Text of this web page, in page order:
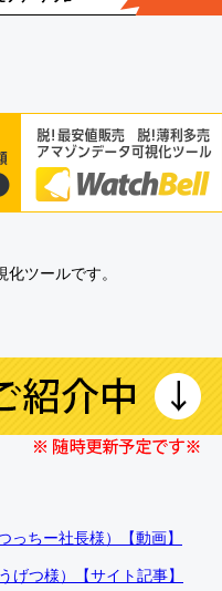
ツールです。
ちー社長様）【動画】
げつ様）【サイト記事】